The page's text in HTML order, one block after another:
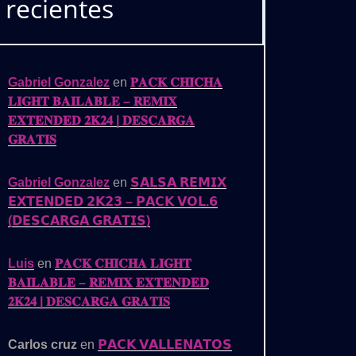
recientes
Gabriel Gonzalez en 𝐏𝐀𝐂𝐊 𝐂𝐇𝐈𝐂𝐇𝐀
𝐋𝐈𝐆𝐇𝐓 𝐁𝐀𝐈𝐋𝐀𝐁𝐋𝐄 – 𝐑𝐄𝐌𝐈𝐗
𝐄𝐗𝐓𝐄𝐍𝐃𝐄𝐃 𝟐𝐊𝟐𝟒 | 𝐃𝐄𝐒𝐂𝐀𝐑𝐆𝐀
𝐆𝐑𝐀𝐓𝐈𝐒
Gabriel Gonzalez en 𝗦𝗔𝗟𝗦𝗔 𝗥𝗘𝗠𝗜𝗫
𝗘𝗫𝗧𝗘𝗡𝗗𝗘𝗗 𝟮𝗞𝟮𝟯 – 𝗣𝗔𝗖𝗞 𝗩𝗢𝗟.𝟲
(𝗗𝗘𝗦𝗖𝗔𝗥𝗚𝗔 𝗚𝗥𝗔𝗧𝗜𝗦)
Luis en 𝐏𝐀𝐂𝐊 𝐂𝐇𝐈𝐂𝐇𝐀 𝐋𝐈𝐆𝐇𝐓
𝐁𝐀𝐈𝐋𝐀𝐁𝐋𝐄 – 𝐑𝐄𝐌𝐈𝐗 𝐄𝐗𝐓𝐄𝐍𝐃𝐄𝐃
𝟐𝐊𝟐𝟒 | 𝐃𝐄𝐒𝐂𝐀𝐑𝐆𝐀 𝐆𝐑𝐀𝐓𝐈𝐒
Carlos cruz en 𝗣𝗔𝗖𝗞 𝗩𝗔𝗟𝗟𝗘𝗡𝗔𝗧𝗢𝗦